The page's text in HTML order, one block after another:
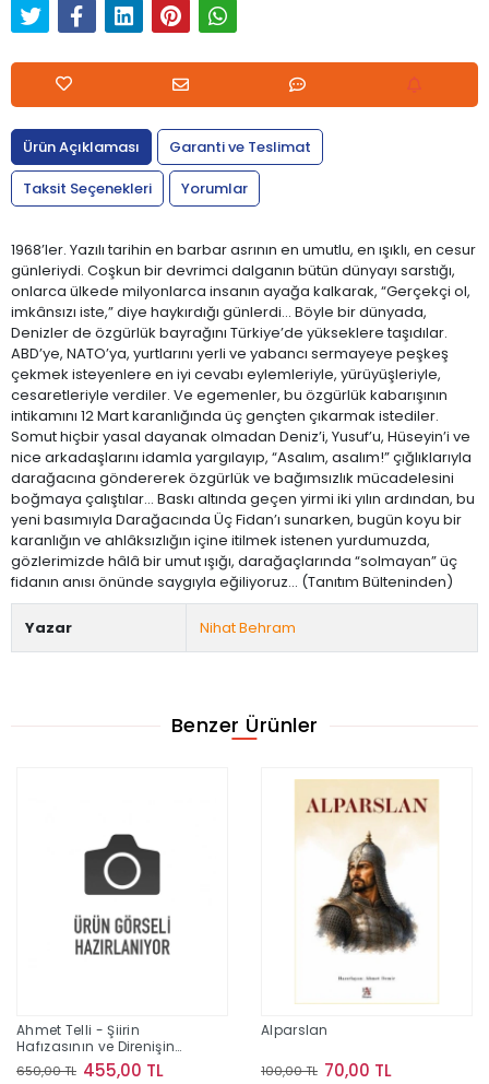
Ürün Açıklaması
Garanti ve Teslimat
Taksit Seçenekleri
Yorumlar
1968’ler. Yazılı tarihin en barbar asrının en umutlu, en ışıklı, en cesur
günleriydi. Coşkun bir devrimci dalganın bütün dünyayı sarstığı,
onlarca ülkede milyonlarca insanın ayağa kalkarak, “Gerçekçi ol,
imkânsızı iste,” diye haykırdığı günlerdi... Böyle bir dünyada,
Denizler de özgürlük bayrağını Türkiye’de yükseklere taşıdılar.
ABD’ye, NATO’ya, yurtlarını yerli ve yabancı sermayeye peşkeş
çekmek isteyenlere en iyi cevabı eylemleriyle, yürüyüşleriyle,
cesaretleriyle verdiler. Ve egemenler, bu özgürlük kabarışının
intikamını 12 Mart karanlığında üç gençten çıkarmak istediler.
Somut hiçbir yasal dayanak olmadan Deniz’i, Yusuf’u, Hüseyin’i ve
nice arkadaşlarını idamla yargılayıp, “Asalım, asalım!” çığlıklarıyla
darağacına göndererek özgürlük ve bağımsızlık mücadelesini
boğmaya çalıştılar... Baskı altında geçen yirmi iki yılın ardından, bu
yeni basımıyla Darağacında Üç Fidan’ı sunarken, bugün koyu bir
karanlığın ve ahlâksızlığın içine itilmek istenen yurdumuzda,
gözlerimizde hâlâ bir umut ışığı, darağaçlarında “solmayan” üç
fidanın anısı önünde saygıyla eğiliyoruz... (Tanıtım Bülteninden)
Yazar Nihat Behram
Benzer Ürünler
Ahmet Telli - Şiirin
Hafızasının ve Direnişin
İzinde Bir Yaşam
650,00 TL 455,00 TL
Alparslan
100,00 TL 70,00 TL